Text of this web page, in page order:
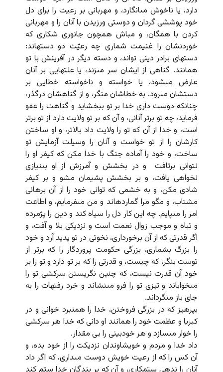
دارد، یا ناخوش مى‏انگارد، و مهربانى بر رعیت را براى دل
خود پوششى گردان و دوستى ورزیدن با آنان را و مهربانى
کردن با همگان، و مباش همچون جانورى شکارى که
خوردنشان را غنیمت شمارى چه رعیّت دو دسته‏اند:
دسته‏اى برادر دینى تواند، و دسته دیگر در آفرینش با تو
همانند. گناهى از ایشان سر مى‏زند، یا علتهایى بر آنان
عارض مى‏شود، یا خواسته و ناخواسته خطایى بر
دستشان مى‏رود. به خطاشان منگر، و از گناهشان درگذر،
چنانکه دوست دارى خدا بر تو ببخشاید و گناهت را عفو
فرماید، چه تو برتر آنانى، و آن که بر تو ولایت دارد از تو برتر
است، و خدا از آن که تو را ولایت داد بالاتر، و او ساختن
کارشان را از تو خواست و آنان را وسیلت آزمایش تو
ساخت، و خود را آماده جنگ با خدا مکن که کیفر او را
نتوانى برتافت و در بخشش و آمرزش از او بى‏نیازى
نخواهى یافت، و بر بخشش پشیمان مشو و بر کیفر
شادى مکن، و به خشمى که توانى خود را از آن برهانى
مشتاب، و مگو مرا گمارده‏اند و من مى‏فرمایم، و اطاعت
امر را مى‏پایم. چه این کار دل را سیاه کند و دین را پژمرده
و تباه و موجب زوال نعمت است و نزدیکى بلا و آفت، و
اگر قدرتى که از آن برخوردارى، نخوتى در تو پدید آرد و خود
را بزرگ بشمارى، بزرگى حکومت پروردگار را که برتر از
توست بنگر، که چیست، و قدرتى را که بر تو دارد و تو را بر
خود آن قدرت نیست، که چنین نگریستن سرکشى تو را
مى‏خواباند و تیزى تو را فرو مى‏نشاند و خرد رفته‏ات را به
جاى باز مى‏گرداند.
بپرهیز که در بزرگى فروختن، خدا را همنبرد خوانى و در
کبریا و عظمت خود را همانند او دانى که خدا هر سرکشى
را خوار مى‏سازد و هر خودبینى را بى مقدار.
داد خدا و مردم و خویشاوندان نزدیکت را از خود بده، و
آن کس را که از رعیت خویش دوست مى‏دارى، که اگر داد